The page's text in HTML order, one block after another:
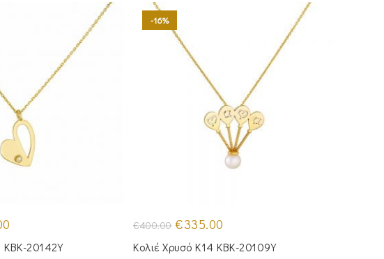
τιμή
είναι:20142Y
-16%
€400.00 Original
price
was:
€400.00.
€335.00
τιμή
είναι:
Κολιέ Χρυσό Κ14 KBK-20109Y